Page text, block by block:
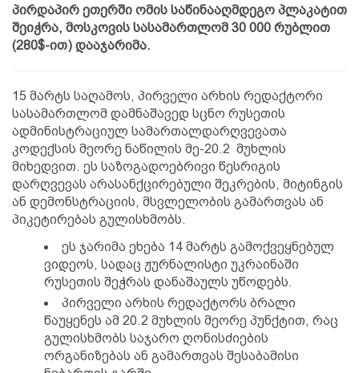
პირდაპირ ეთერში ომის საწინააღმდეგო პლაკატით
შეიჭრა, მოსკოვის სასამართლომ 30 000 რუბლით
(280$-ით) დააჯარიმა.
15 მარტს საღამოს, პირველი არხის რედაქტორი
სასამართლომ დამნაშავედ სცნო რუსეთის
ადმინისტრაციულ სამართალდარღვევათა
კოდექსის მეორე ნაწილის მე-20.2 მუხლის
მიხედვით. ეს საზოგადოებრივი წესრიგის
დარღვევას არასანქცირებული შეკრების, მიტინგის
ან დემონსტრაციის, მსვლელობის გამართვას ან
პიკეტირებას გულისხმობს.
ეს ჯარიმა ეხება 14 მარტს გამოქვეყნებულ
ვიდეოს, სადაც ჟურნალისტი უკრაინაში
რუსეთის შეჭრას დანაშაულს უწოდებს.
პირველი არხის რედაქტორს ბრალი
წაუყენეს ამ 20.2 მუხლის მეორე პუნქტით, რაც
გულისხმობს საჯარო ღონისძიების
ორგანიზებას ან გამართვას შესაბამისი